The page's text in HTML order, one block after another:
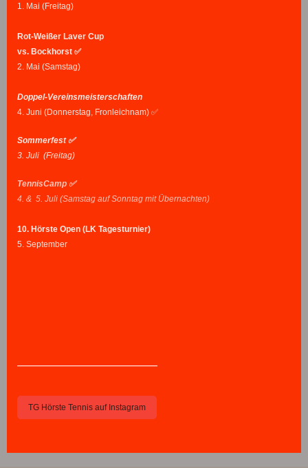
1. Mai (Freitag)
Rot-Weißer Laver Cup
vs. Bockhorst ✅
2. Mai (Samstag)
Doppel-Vereinsmeisterschaften
4. Juni (Donnerstag, Fronleichnam) ✅
Sommerfest ✅
3. Juli (Freitag)
TennisCamp ✅
4. & 5. Juli (Samstag auf Sonntag mit Übernachten)
10. Hörste Open (LK Tagesturnier)
5. September
—————————————————
TG Hörste Tennis auf Instagram